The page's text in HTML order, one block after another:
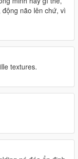
não lên chứ, vì
textures.